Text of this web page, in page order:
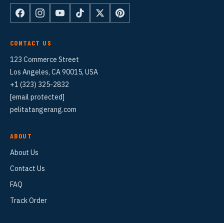
CONTACT US
123 Commerce Street
Los Angeles, CA 90015, USA
+1 (323) 325-2832
[email protected]
pelitatangerang.com
ABOUT
About Us
Contact Us
FAQ
Track Order